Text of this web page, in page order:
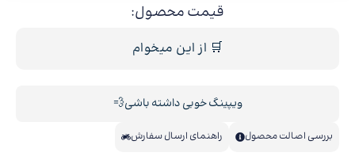
قیمت محصول:
🛒 از این میخوام
ویپینگ خوبی داشته باشی💨
بررسی اصالت محصول راهنمای ارسال سفارش